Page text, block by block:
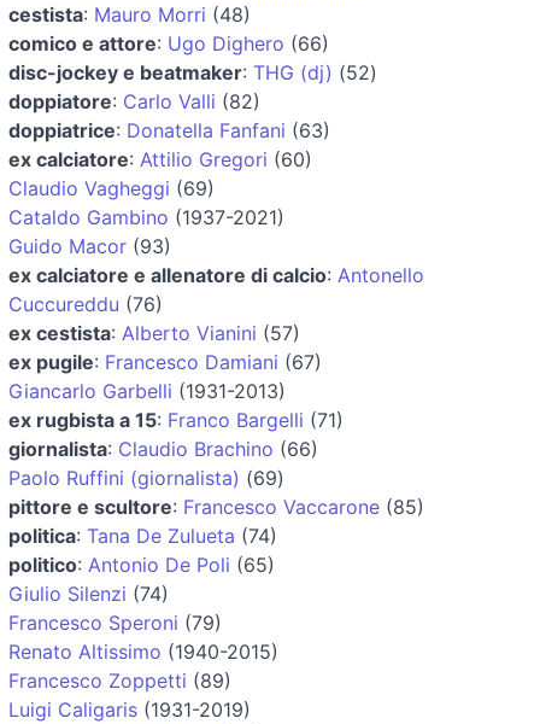
cestista: Mauro Morri (48)
comico e attore: Ugo Dighero (66)
disc-jockey e beatmaker: THG (dj) (52)
doppiatore: Carlo Valli (82)
doppiatrice: Donatella Fanfani (63)
ex calciatore: Attilio Gregori (60)
Claudio Vagheggi (69)
Cataldo Gambino (1937-2021)
Guido Macor (93)
ex calciatore e allenatore di calcio: Antonello
Cuccureddu (76)
ex cestista: Alberto Vianini (57)
ex pugile: Francesco Damiani (67)
Giancarlo Garbelli (1931-2013)
ex rugbista a 15: Franco Bargelli (71)
giornalista: Claudio Brachino (66)
Paolo Ruffini (giornalista) (69)
pittore e scultore: Francesco Vaccarone (85)
politica: Tana De Zulueta (74)
politico: Antonio De Poli (65)
Giulio Silenzi (74)
Francesco Speroni (79)
Renato Altissimo (1940-2015)
Francesco Zoppetti (89)
Luigi Caligaris (1931-2019)